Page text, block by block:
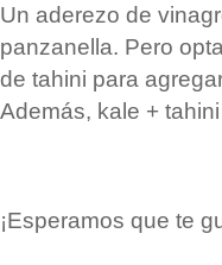
Un aderezo de
panzanella. Pero
de tahini para
Además, kale + tahini
¡Esperamos que te